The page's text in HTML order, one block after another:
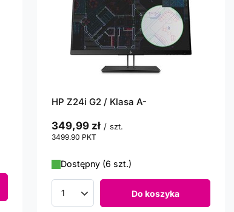
HP Z24i G2 / Klasa A-
349,99 zł / szt.
3499.90 PKT
Dostępny (6 szt.)
Ilość produktów Do koszyka